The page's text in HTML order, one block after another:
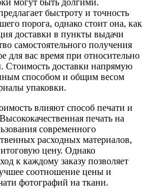
могут быть долгими.
быстроту и точность
порога, однако стоит она, как
доставки в пункты выдачи
самостоятельного получения
для вас время при относительно
Стоимость доставки напрямую
способом и общим весом
упаковки.
влияют способ печати и
печать на
современного
расходных материалов,
цену. Однако
к каждому заказу позволяет
соотношение цены и
фотографий на ткани.